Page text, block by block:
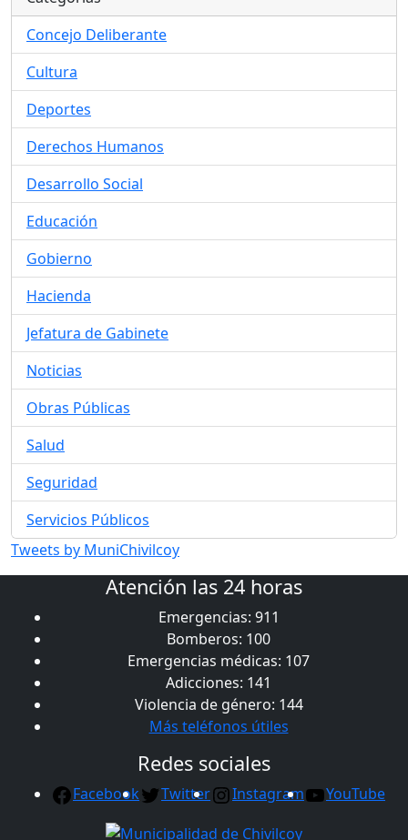
Concejo Deliberante
Cultura
Deportes
Derechos Humanos
Desarrollo Social
Educación
Gobierno
Hacienda
Jefatura de Gabinete
Noticias
Obras Públicas
Salud
Seguridad
Servicios Públicos
Tweets by MuniChivilcoy
Atención las 24 horas
Emergencias: 911
Bomberos: 100
Emergencias médicas: 107
Adicciones: 141
Violencia de género: 144
Más teléfonos útiles
Redes sociales
Facebook Twitter Instagram YouTube